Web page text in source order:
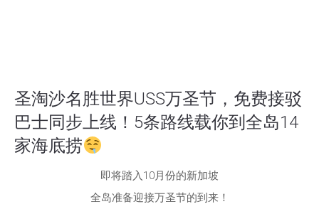
圣淘沙名胜世界USS万圣节，免费接驳
巴士同步上线！5条路线载你到全岛14
家海底捞
即将踏入10月份的新加坡
全岛准备迎接万圣节的到来！